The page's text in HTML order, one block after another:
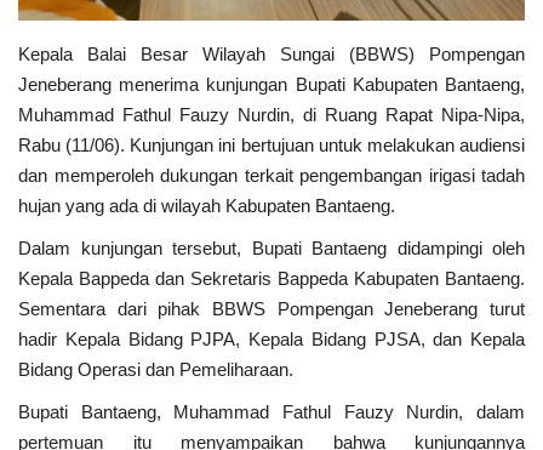
Kepala Balai Besar Wilayah Sungai (BBWS) Pompengan
Jeneberang menerima kunjungan Bupati Kabupaten Bantaeng,
Muhammad Fathul Fauzy Nurdin, di Ruang Rapat Nipa-Nipa,
Rabu (11/06). Kunjungan ini bertujuan untuk melakukan audiensi
dan memperoleh dukungan terkait pengembangan irigasi tadah
hujan yang ada di wilayah Kabupaten Bantaeng.
Dalam kunjungan tersebut, Bupati Bantaeng didampingi oleh
Kepala Bappeda dan Sekretaris Bappeda Kabupaten Bantaeng.
Sementara dari pihak BBWS Pompengan Jeneberang turut
hadir Kepala Bidang PJPA, Kepala Bidang PJSA, dan Kepala
Bidang Operasi dan Pemeliharaan.
Bupati Bantaeng, Muhammad Fathul Fauzy Nurdin, dalam
pertemuan itu menyampaikan bahwa kunjungannya